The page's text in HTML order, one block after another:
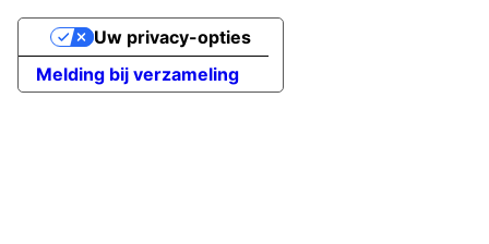
Melding bij verzameling
Uw privacy-opties